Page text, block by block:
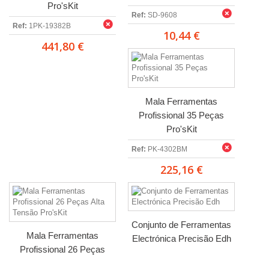
Pro'sKit
Ref: 1PK-19382B
441,80 €
Ref: SD-9608
10,44 €
Mala Ferramentas
Profissional 35 Peças
Pro'sKit
Ref: PK-4302BM
225,16 €
Mala Ferramentas
Profissional 26 Peças
Conjunto de Ferramentas
Electrónica Precisão Edh